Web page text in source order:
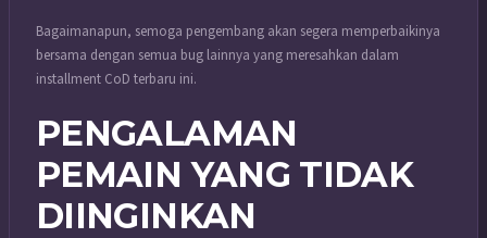
Bagaimanapun, semoga pengembang akan segera memperbaikinya
bersama dengan semua bug lainnya yang meresahkan dalam
installment CoD terbaru ini.
PENGALAMAN
PEMAIN YANG TIDAK
DIINGINKAN